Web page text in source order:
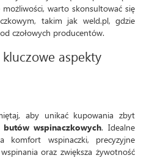
warto skonsultować się
takim jak weld.pl, gdzie
czołowych producentów.
aspekty
aby unikać kupowania zbyt
butów wspinaczkowych. Idealne
komfort wspinaczki, precyzyjne
oraz zwiększa żywotność